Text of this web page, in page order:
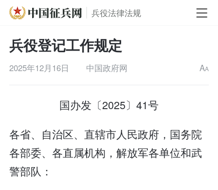
兵役法律法规
兵役登记工作规定
2025年12月16日 中国政府网 AA
国办发〔2025〕41号
各省、自治区、直辖市人民政府，国务院
各部委、各直属机构，解放军各单位和武
警部队：